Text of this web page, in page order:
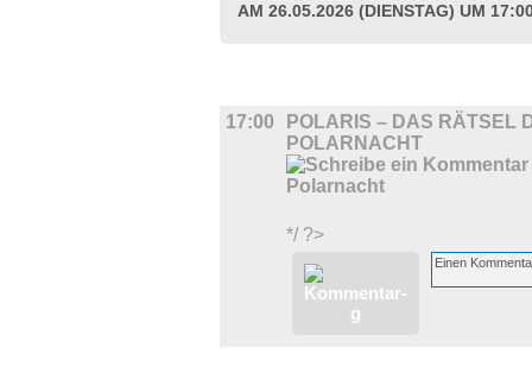
AM 26.05.2026 (DIENSTAG) UM
17:00
POLARIS – DAS RÄTSEL
POLARNACHT
*/ ?>